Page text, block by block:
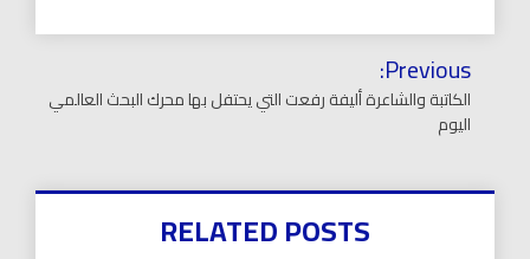
تصفّح
المقالات
Previous:
الكاتبة والشاعرة أليفة رفعت التي يحتفل بها محرك البحث العالمي
اليوم
RELATED POSTS